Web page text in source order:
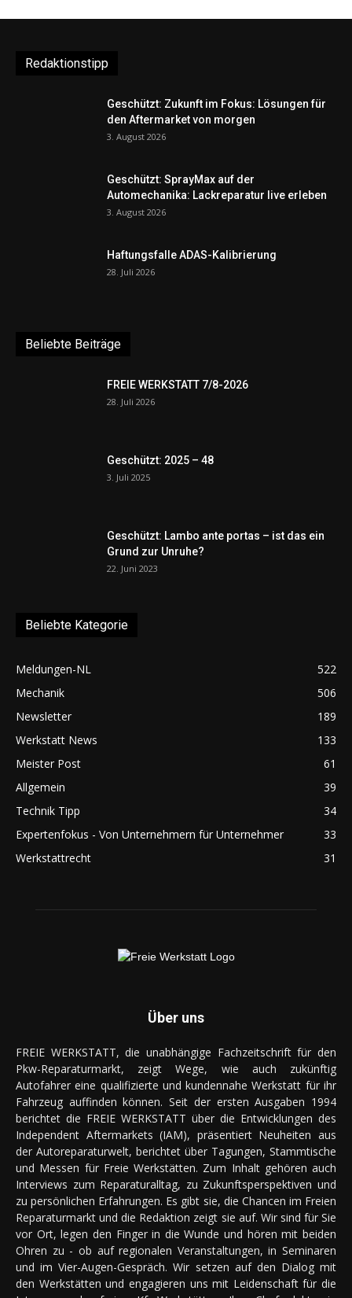
Redaktionstipp
Geschützt: Zukunft im Fokus: Lösungen für
den Aftermarket von morgen
3. August 2026
Geschützt: SprayMax auf der
Automechanika: Lackreparatur live erleben
3. August 2026
Haftungsfalle ADAS-Kalibrierung
28. Juli 2026
Beliebte Beiträge
FREIE WERKSTATT 7/8-2026
28. Juli 2026
Geschützt: 2025 – 48
3. Juli 2025
Geschützt: Lambo ante portas – ist das ein
Grund zur Unruhe?
22. Juni 2023
Beliebte Kategorie
Meldungen-NL
522
Mechanik
506
Newsletter
189
Werkstatt News
133
Meister Post
61
Allgemein
39
Technik Tipp
34
Expertenfokus - Von Unternehmern für Unternehmer
33
Werkstattrecht
31
Über uns
FREIE WERKSTATT, die unabhängige Fachzeitschrift für den
Pkw-Reparaturmarkt, zeigt Wege, wie auch zukünftig
Autofahrer eine qualifizierte und kundennahe Werkstatt für ihr
Fahrzeug auffinden können. Seit der ersten Ausgaben 1994
berichtet die FREIE WERKSTATT über die Entwicklungen des
Independent Aftermarkets (IAM), präsentiert Neuheiten aus
der Autoreparaturwelt, berichtet über Tagungen, Stammtische
und Messen für Freie Werkstätten. Zum Inhalt gehören auch
Interviews zum Reparaturalltag, zu Zukunftsperspektiven und
zu persönlichen Erfahrungen. Es gibt sie, die Chancen im Freien
Reparaturmarkt und die Redaktion zeigt sie auf. Wir sind für Sie
vor Ort, legen den Finger in die Wunde und hören mit beiden
Ohren zu - ob auf regionalen Veranstaltungen, in Seminaren
und im Vier-Augen-Gespräch. Wir setzen auf den Dialog mit
den Werkstätten und engagieren uns mit Leidenschaft für die